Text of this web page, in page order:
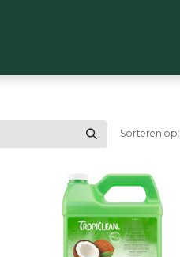
Sorteren op: